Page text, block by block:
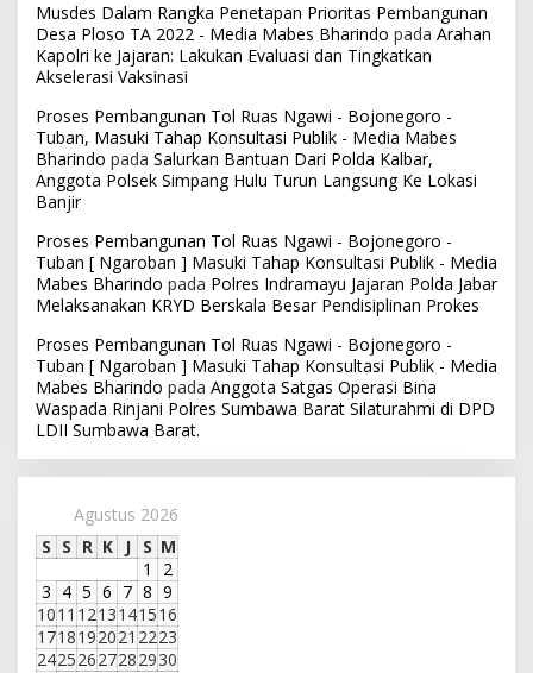
Musdes Dalam Rangka Penetapan Prioritas Pembangunan
Desa Ploso TA 2022 - Media Mabes Bharindo pada Arahan
Kapolri ke Jajaran: Lakukan Evaluasi dan Tingkatkan
Akselerasi Vaksinasi
Proses Pembangunan Tol Ruas Ngawi - Bojonegoro -
Tuban, Masuki Tahap Konsultasi Publik - Media Mabes
Bharindo pada Salurkan Bantuan Dari Polda Kalbar,
Anggota Polsek Simpang Hulu Turun Langsung Ke Lokasi
Banjir
Proses Pembangunan Tol Ruas Ngawi - Bojonegoro -
Tuban [ Ngaroban ] Masuki Tahap Konsultasi Publik - Media
Mabes Bharindo pada Polres Indramayu Jajaran Polda Jabar
Melaksanakan KRYD Berskala Besar Pendisiplinan Prokes
Proses Pembangunan Tol Ruas Ngawi - Bojonegoro -
Tuban [ Ngaroban ] Masuki Tahap Konsultasi Publik - Media
Mabes Bharindo pada Anggota Satgas Operasi Bina
Waspada Rinjani Polres Sumbawa Barat Silaturahmi di DPD
LDII Sumbawa Barat.
Agustus 2026
S S R K J S M
1
2
3 4 5 6 7 8 9
1011 1213141516
1718192021 2223
24252627282930